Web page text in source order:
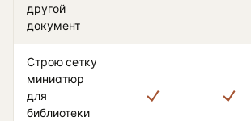
другой
документ
Строю сетку
миниатюр
для
библиотеки